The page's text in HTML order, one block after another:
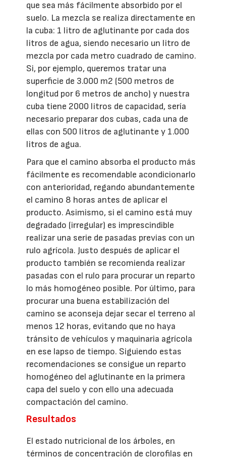
que sea más fácilmente absorbido por el
suelo. La mezcla se realiza directamente en
la cuba: 1 litro de aglutinante por cada dos
litros de agua, siendo necesario un litro de
mezcla por cada metro cuadrado de camino.
Si, por ejemplo, queremos tratar una
superficie de 3.000 m2 (500 metros de
longitud por 6 metros de ancho) y nuestra
cuba tiene 2000 litros de capacidad, sería
necesario preparar dos cubas, cada una de
ellas con 500 litros de aglutinante y 1.000
litros de agua.
Para que el camino absorba el producto más
fácilmente es recomendable acondicionarlo
con anterioridad, regando abundantemente
el camino 8 horas antes de aplicar el
producto. Asimismo, si el camino está muy
degradado (irregular) es imprescindible
realizar una serie de pasadas previas con un
rulo agrícola. Justo después de aplicar el
producto también se recomienda realizar
pasadas con el rulo para procurar un reparto
lo más homogéneo posible. Por último, para
procurar una buena estabilización del
camino se aconseja dejar secar el terreno al
menos 12 horas, evitando que no haya
tránsito de vehículos y maquinaria agrícola
en ese lapso de tiempo. Siguiendo estas
recomendaciones se consigue un reparto
homogéneo del aglutinante en la primera
capa del suelo y con ello una adecuada
compactación del camino.
Resultados
El estado nutricional de los árboles, en
términos de concentración de clorofilas en